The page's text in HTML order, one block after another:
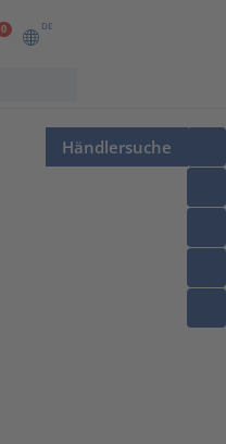
0 DE
Händlersuche